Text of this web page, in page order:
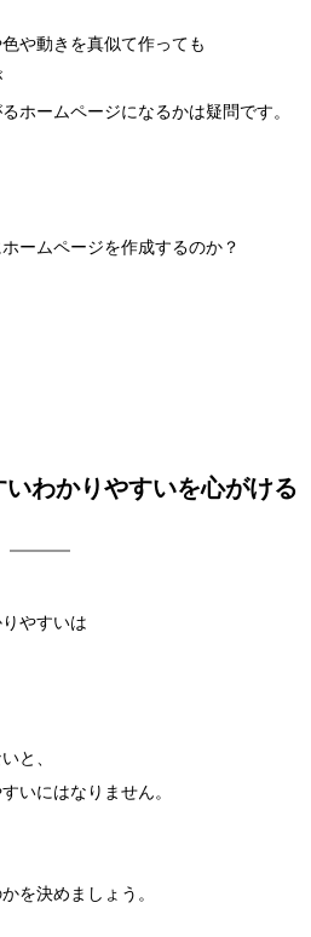
や動きを真似て作っても
ホームページになるかは疑問です。
ームページを作成するのか？
いわかりやすいを心がける
やすいは
と、
いにはなりません。
を決めましょう。